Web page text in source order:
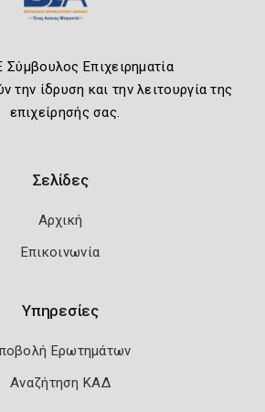
Σύμβουλος Επιχειρηματία
την ίδρυση και την λειτουργία της
επιχείρησής σας.
Σελίδες
Αρχική
Επικοινωνία
Υπηρεσίες
Ερωτημάτων
Αναζήτηση ΚΑΔ